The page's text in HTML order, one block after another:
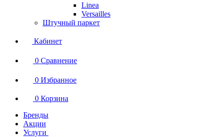
Linea
Versailles
Штучный паркет
Кабинет
0 Сравнение
0 Избранное
0 Корзина
Бренды
Акции
Услуги